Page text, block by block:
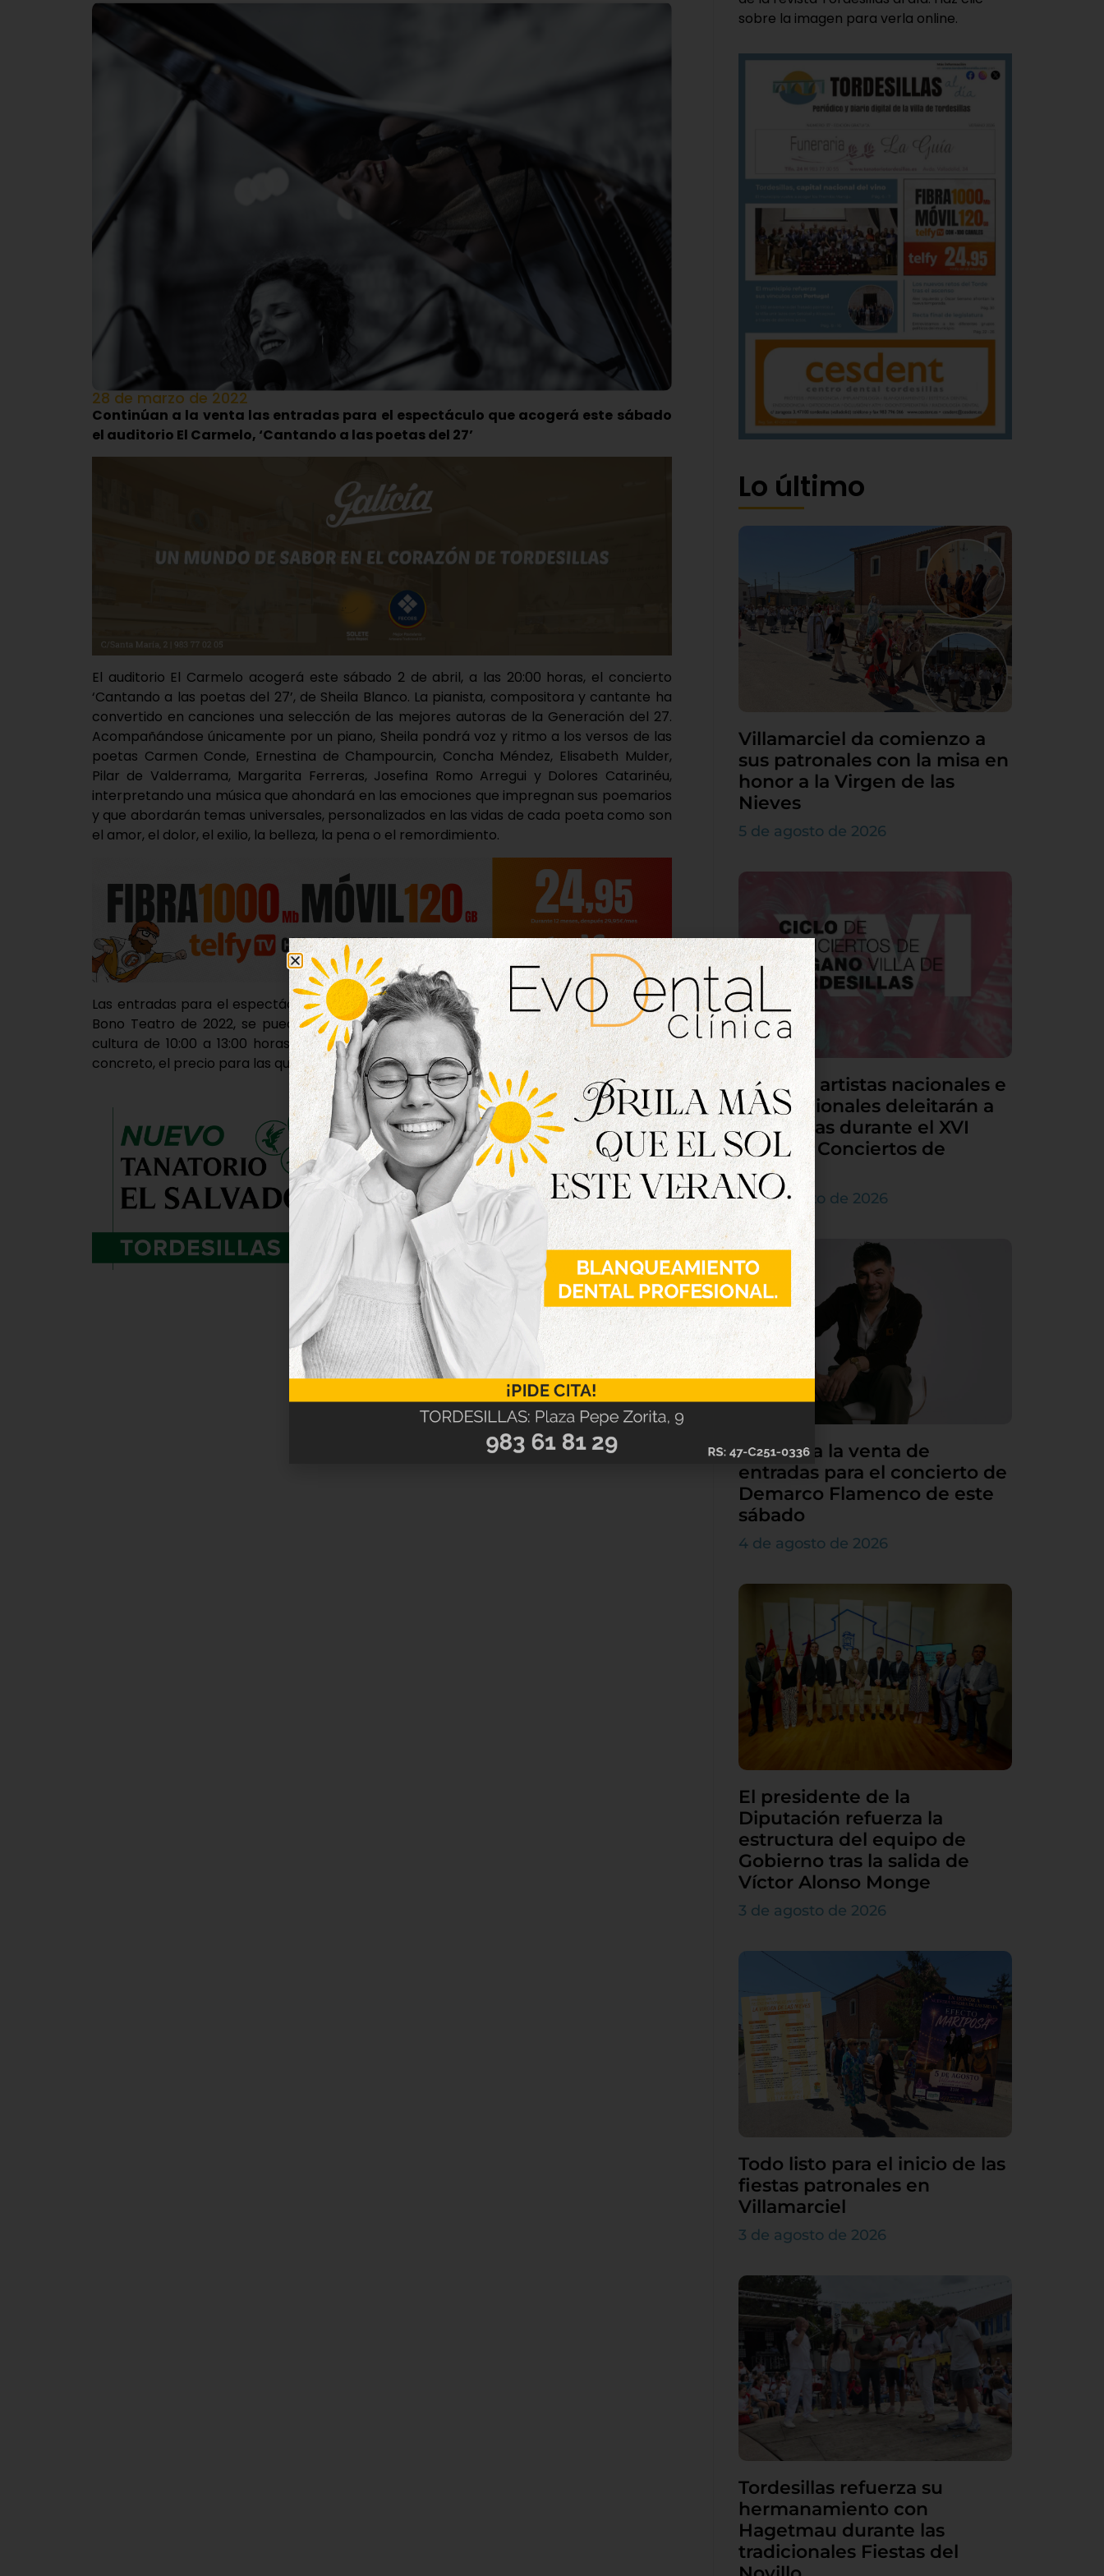
28 de marzo de 2022
Continúan a la venta las entradas para el espectáculo que acogerá este sábado
el auditorio El Carmelo, ‘Cantando a las poetas del 27’
El auditorio El Carmelo acogerá este sábado 2 de abril, a las 20:00 horas, el concierto
‘Cantando a las poetas del 27’, de Sheila Blanco. La pianista, compositora y cantante ha
convertido en canciones una selección de las mejores autoras de la Generación del 27.
Acompañándose únicamente por un piano, Sheila pondrá voz y ritmo a los versos de las
poetas Carmen Conde, Ernestina de Champourcin, Concha Méndez, Elisabeth Mulder,
Pilar de Valderrama, Margarita Ferreras, Josefina Romo Arregui y Dolores Catarinéu,
interpretando una música que ahondará en las emociones que impregnan sus poemarios
y que abordarán temas universales, personalizados en las vidas de cada poeta como son
el amor, el dolor, el exilio, la belleza, la pena o el remordimiento.
Las entradas para el espectáculo continúan a la venta. Aunque el concierto entra en el
Bono Teatro de 2022, se pueden adquirir aún de manera individual en el despacho de
cultura de 10:00 a 13:00 horas, o a través de la página web entradastordesillas.net. En
concreto, el precio para las que se adquieran fuera del Bono será de 5 euros.
sobre la imagen para verla online.
Lo último
Villamarciel da comienzo a
sus patronales con la misa en
honor a la Virgen de las
Nieves
5 de agosto de 2026
Grandes artistas nacionales e
internacionales deleitarán a
Tordesillas durante el XVI
Ciclo de Conciertos de
Órgano
4 de agosto de 2026
Continúa la venta de
entradas para el concierto de
Demarco Flamenco de este
sábado
4 de agosto de 2026
El presidente de la
Diputación refuerza la
estructura del equipo de
Gobierno tras la salida de
Víctor Alonso Monge
3 de agosto de 2026
Todo listo para el inicio de las
fiestas patronales en
Villamarciel
3 de agosto de 2026
Tordesillas refuerza su
hermanamiento con
Hagetmau durante las
tradicionales Fiestas del